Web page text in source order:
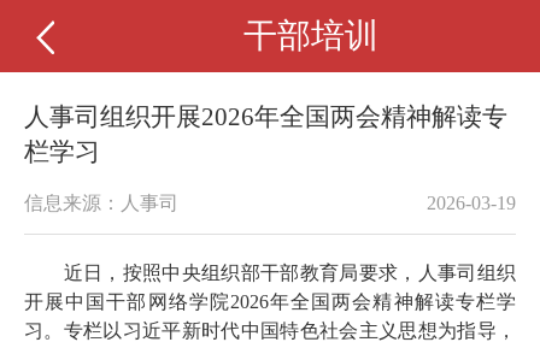
干部培训
人事司组织开展2026年全国两会精神解读专
栏学习
信息来源：人事司 2026-03-19
近日，按照中央组织部干部教育局要求，人事司组织
开展中国干部网络学院2026年全国两会精神解读专栏学
习。专栏以习近平新时代中国特色社会主义思想为指导，